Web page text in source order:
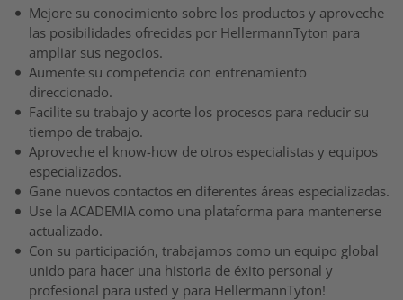
Mejore su conocimiento sobre los productos y aproveche
las posibilidades ofrecidas por HellermannTyton para
ampliar sus negocios.
Aumente su competencia con entrenamiento
direccionado.
Facilite su trabajo y acorte los procesos para reducir su
tiempo de trabajo.
Aproveche el know-how de otros especialistas y equipos
especializados.
Gane nuevos contactos en diferentes áreas especializadas.
Use la ACADEMIA como una plataforma para mantenerse
actualizado.
Con su participación, trabajamos como un equipo global
unido para hacer una historia de éxito personal y
profesional para usted y para HellermannTyton!